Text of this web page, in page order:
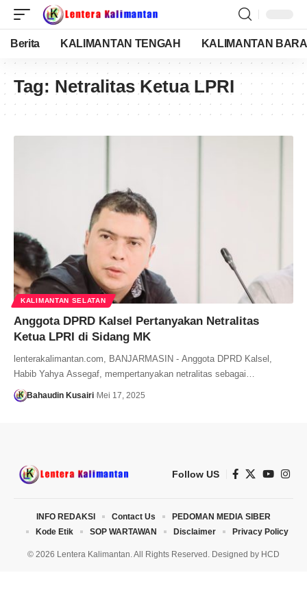
Berita KALIMANTAN TENGAH KALIMANTAN
Tag: Netralitas Ketua LPRI
KALIMANTAN SELATAN
Anggota DPRD Kalsel Pertanyakan Netralitas
Ketua LPRI di Sidang MK
lenterakalimantan.com, BANJARMASIN - Anggota DPRD Kalsel,
Habib Yahya Assegaf, mempertanyakan netralitas sebagai…
Bahaudin Kusairi Mei 17, 2025
Follow US
© 2026 Lentera Kalimantan. All Rights Reserved. Designed by HCD
INFO REDAKSI Contact Us
PEDOMAN MEDIA SIBER
Kode Etik
SOP WARTAWAN Disclaimer Privacy Policy